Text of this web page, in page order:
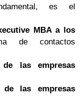
es el
MBA a los
de contactos
las empresas
las empresas